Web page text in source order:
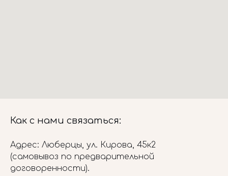
Как с нами связаться:
Адрес: Люберцы, ул. Кирова, 45к2
(самовывоз по предварительной
договоренности).